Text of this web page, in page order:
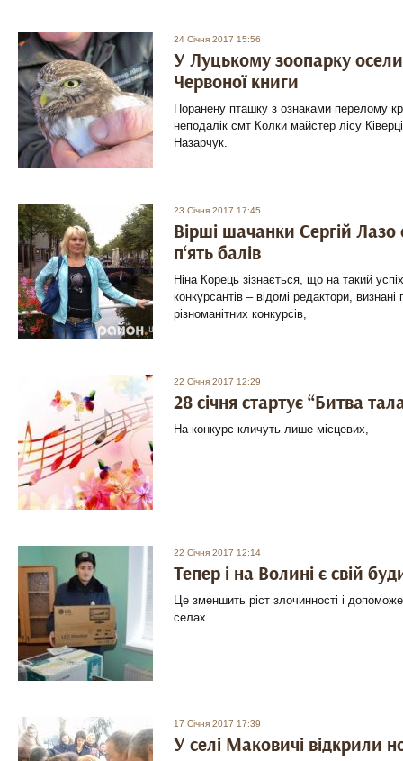
24 Січня 2017 15:56
У Луцькому зоопарку
Червоної книги
Поранену пташку з ознаками перелому
неподалік смт Колки майстер лісу
Назарчук.
23 Січня 2017 17:45
Вірші шачанки Сергій
п‘ять балів
Ніна Корець зізнається, що на такий
конкурсантів – відомі редактори,
різноманітних конкурсів,
22 Січня 2017 12:29
28 січня стартує “Битва
На конкурс кличуть лише місцевих,
22 Січня 2017 12:14
Тепер і на Волині є свій
Це зменшить ріст злочинності і
селах.
17 Січня 2017 17:39
У селі Маковичі відкрили